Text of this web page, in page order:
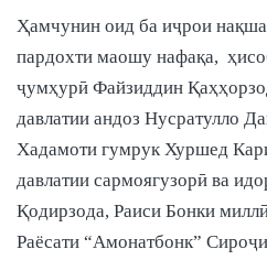
Ҳамчунин оид ба иҷрои
пардохти маошу нафақа,
ҷумҳурӣ Файзиддин
давлатии андоз Нусратулло
Хадамоти гумрук Хуршед
давлатии сармоягузорӣ ва
Қодирзода, Раиси Бонки
Раёсати “Амонатбонк”